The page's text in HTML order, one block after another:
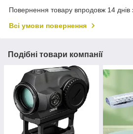
Повернення товару впродовж 14 днів
Всі умови повернення
Подібні товари компанії